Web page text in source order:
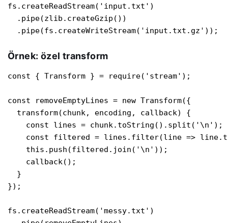
fs.createReadStream('input.txt')
  .pipe(zlib.createGzip())
  .pipe(fs.createWriteStream('input.txt.gz'));
Örnek: özel transform
const { Transform } = require('stream');
const removeEmptyLines = new Transform({
  transform(chunk, encoding, callback) {
    const lines = chunk.toString().split('\n');
const filtered = lines.filter(line =>
    this.push(filtered.join('\n'));
    callback();
  }
});
fs.createReadStream('messy.txt')